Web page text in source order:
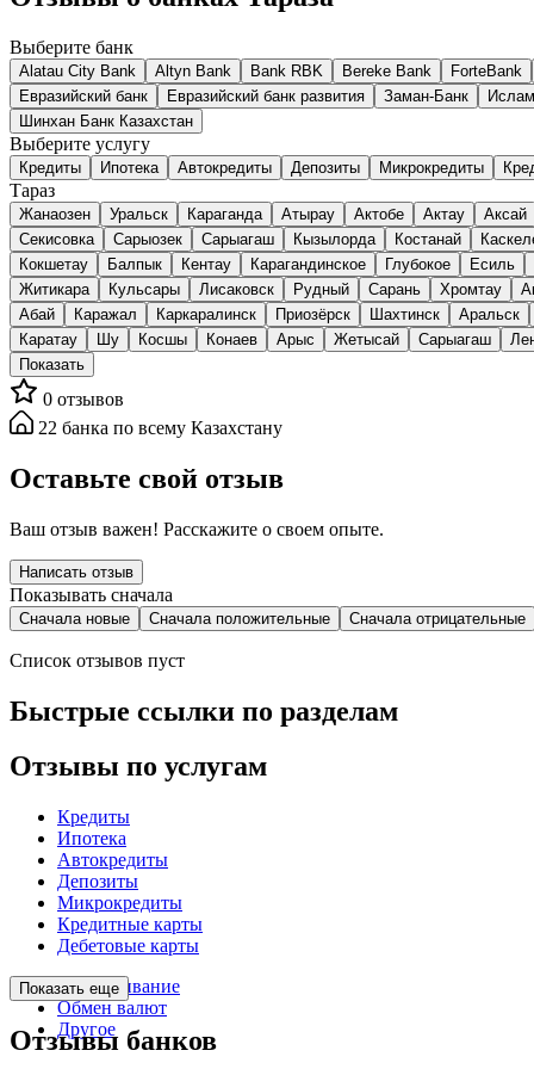
Выберите банк
Alatau City Bank Altyn Bank Bank RBK Bereke Bank
ForteBank
Евразийский банк
Евразийский банк развития Заман-Банк
Шинхан Банк Казахстан
Выберите услугу
Кредиты Ипотека Автокредиты Депозиты Микрокредиты
Тараз
Жанаозен Уральск Караганда Атырау Актобе Актау
Аксай
Секисовка
Сарыозек Сарыагаш Кызылорда Костанай
Кокшетау
Балпык Кентау Карагандинское Глубокое
Есиль
Житикара
Кульсары Лисаковск Рудный Сарань Хромтау
Абай
Каражал Каркаралинск Приозёрск Шахтинск
Аральск
Каратау
Шу Косшы Конаев Арыс Жетысай Сарыагаш
Показать
0 отзывов
22 банка по всему Казахстану
Оставьте свой отзыв
Ваш отзыв важен! Расскажите о своем опыте.
Написать отзыв
Показывать сначала
Сначала новые Сначала положительные Сначала отрицательные
Список отзывов пуст
Быстрые ссылки по разделам
Отзывы по услугам
Кредиты
Ипотека
Автокредиты
Депозиты
Микрокредиты
Кредитные карты
Дебетовые карты
Обслуживание
Обмен валют
Другое
Показать еще
Отзывы банков